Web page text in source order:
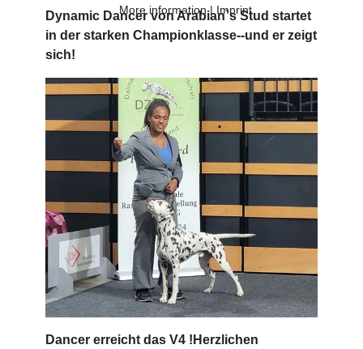
Dynamic Dancer von Arabian`s Stud startet
in der starken Championklasse--und er zeigt
sich!
Dancer erreicht das V4 !Herzlichen
More information| Imprint